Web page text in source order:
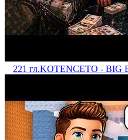
221 гл.KOTENCETO - BIG